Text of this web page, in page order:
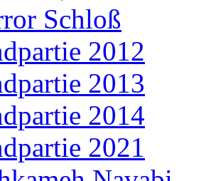
Schloß
2012
2013
2014
2021